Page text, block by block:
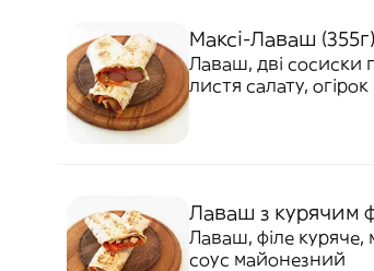
Максі-Лаваш (355г)
Лаваш, дві сосиски
листя салату,
Лаваш з курячим
Лаваш, філе куряче,
соус майонезний